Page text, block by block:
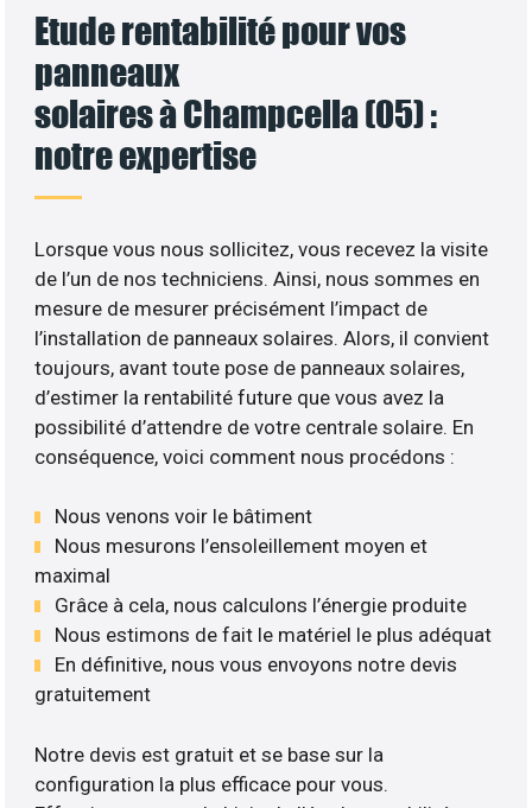
Etude rentabilité pour vos
panneaux
solaires à Champcella (05) :
notre expertise
Lorsque vous nous sollicitez, vous recevez la visite
de l’un de nos techniciens. Ainsi, nous sommes en
mesure de mesurer précisément l’impact de
l’installation de panneaux solaires. Alors, il convient
toujours, avant toute pose de panneaux solaires,
d’estimer la rentabilité future que vous avez la
possibilité d’attendre de votre centrale solaire. En
conséquence, voici comment nous procédons :
Nous venons voir le bâtiment
Nous mesurons l’ensoleillement moyen et
maximal
Grâce à cela, nous calculons l’énergie produite
Nous estimons de fait le matériel le plus adéquat
En définitive, nous vous envoyons notre devis
gratuitement
Notre devis est gratuit et se base sur la
configuration la plus efficace pour vous.